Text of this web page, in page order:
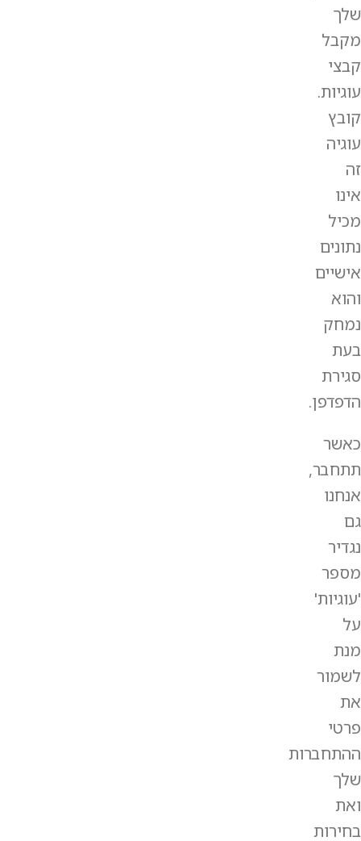
שלך
מקבל
קבצי
עוגיות.
קובץ
עוגיה
זה
אינו
מכיל
נתונים
אישיים
והוא
נמחק
בעת
סגירת
הדפדפן.
כאשר
תתחבר,
אנחנו
גם
נגדיר
מספר
'עוגיות'
על
מנת
לשמור
את
פרטי
ההתחברות
שלך
ואת
בחירות